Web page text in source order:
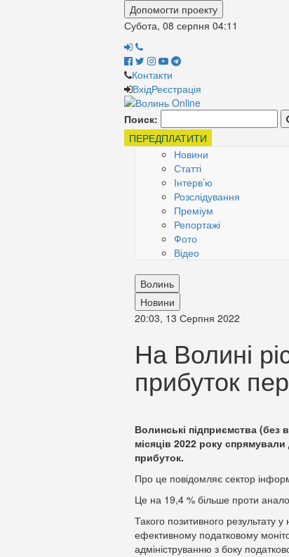
Допомогти проекту
Субота, 08 серпня 04:11
Контакти
ВхідРеєстрація
Поиск:
ПЕРЕДПЛАТИТИ
Новини
Статті
Інтерв’ю
Розслідування
Преміум
Репортажі
Фото
Відео
Волинь
Новини
20:03, 13 Серпня 2022
На Волині
прибуток
Волинські підприємства (без
місяців 2022 року
прибуток.
Про це повідомляє сектор
Це на 19,4 % більше проти
Такого позитивного результату
ефективному податковому
адмініструванню з боку